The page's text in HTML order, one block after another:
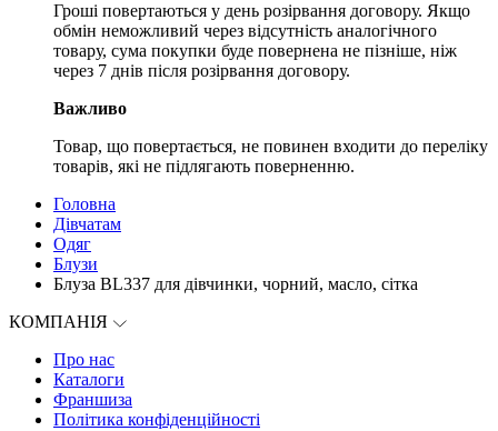
Гроші повертаються у день розірвання договору. Якщо
обмін неможливий через відсутність аналогічного
товару, сума покупки буде повернена не пізніше, ніж
через 7 днів після розірвання договору.
Важливо
Товар, що повертається, не повинен входити до переліку
товарів, які не підлягають поверненню.
Головна
Дівчатам
Одяг
Блузи
Блуза BL337 для дівчинки, чорний, масло, сітка
КОМПАНІЯ
Про нас
Каталоги
Франшиза
Політика конфіденційності